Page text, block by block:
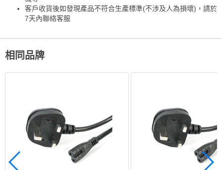
客戶收貨後如發現產品不符合生產標準(不涉及人為損壞)，請於
7天內聯絡客服
相同品牌